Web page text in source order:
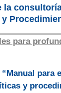
la
para
“Manual para
y